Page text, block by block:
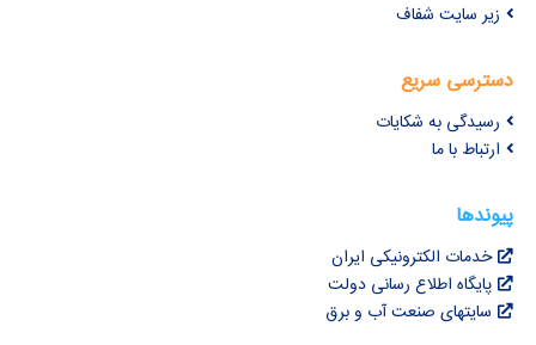
زیر سایت شفاف
دسترسی سریع
رسیدگی به شکایات
ارتباط با ما
پیوندها
خدمات الکترونیکی ایران
پایگاه اطلاع رسانی دولت
سایتهای صنعت آب و برق